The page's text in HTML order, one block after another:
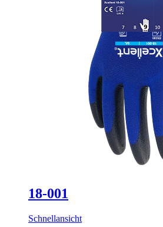
18-001
Schnellansicht